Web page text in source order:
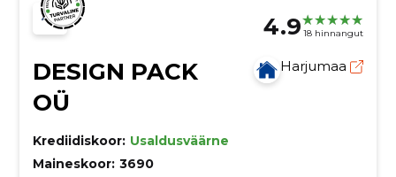
4.9 18 hinnangut
DESIGN PACK
OÜ
Harjumaa
Krediidiskoor: Usaldusväärne
Maineskoor: 3690